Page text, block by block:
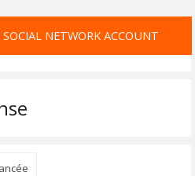
NETWORK ACCOUNT